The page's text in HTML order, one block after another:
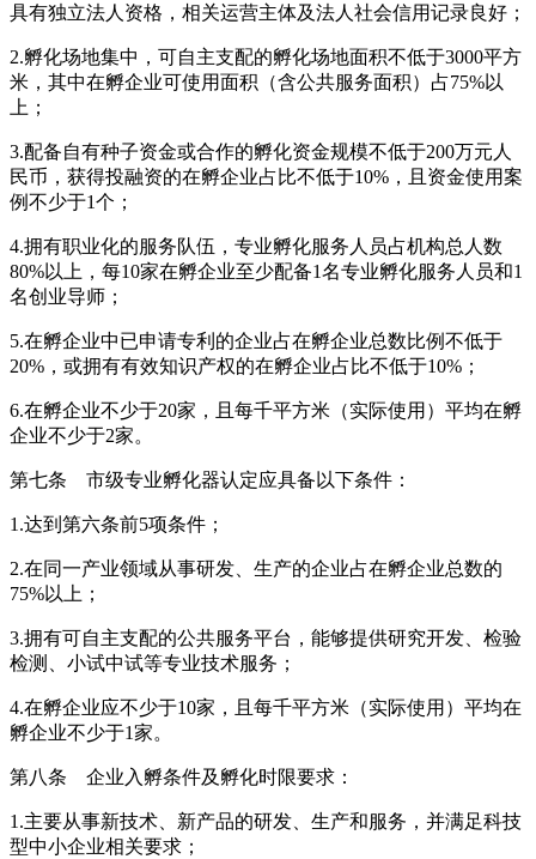
具有独立法人资格，相关运营主体及法人社会信用记录良好；
2.孵化场地集中，可自主支配的孵化场地面积不低于3000平方
米，其中在孵企业可使用面积（含公共服务面积）占75%以
上；
3.配备自有种子资金或合作的孵化资金规模不低于200万元人
民币，获得投融资的在孵企业占比不低于10%，且资金使用案
例不少于1个；
4.拥有职业化的服务队伍，专业孵化服务人员占机构总人数
80%以上，每10家在孵企业至少配备1名专业孵化服务人员和1
名创业导师；
5.在孵企业中已申请专利的企业占在孵企业总数比例不低于
20%，或拥有有效知识产权的在孵企业占比不低于10%；
6.在孵企业不少于20家，且每千平方米（实际使用）平均在孵
企业不少于2家。
第七条 市级专业孵化器认定应具备以下条件：
1.达到第六条前5项条件；
2.在同一产业领域从事研发、生产的企业占在孵企业总数的
75%以上；
3.拥有可自主支配的公共服务平台，能够提供研究开发、检验
检测、小试中试等专业技术服务；
4.在孵企业应不少于10家，且每千平方米（实际使用）平均在
孵企业不少于1家。
第八条 企业入孵条件及孵化时限要求：
1.主要从事新技术、新产品的研发、生产和服务，并满足科技
型中小企业相关要求；